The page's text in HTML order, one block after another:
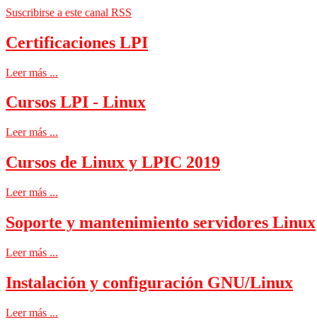
Suscribirse a este canal RSS
Certificaciones LPI
Leer más ...
Cursos LPI - Linux
Leer más ...
Cursos de Linux y LPIC 2019
Leer más ...
Soporte y mantenimiento servidores Linux
Leer más ...
Instalación y configuración GNU/Linux
Leer más ...